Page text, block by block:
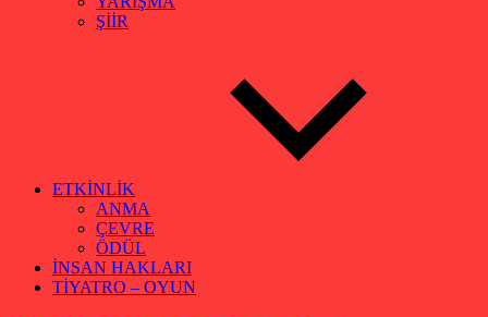
ŞİİR
ETKİNLİK
ANMA
ÇEVRE
ÖDÜL
İNSAN HAKLARI
TİYATRO – OYUN